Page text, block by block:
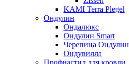
KAMI Terra Plegel
Ондулин
Ондалюкс
Ондулин Smart
Черепица Ондулин
Ондувилла